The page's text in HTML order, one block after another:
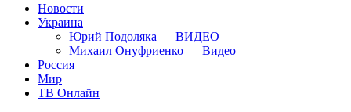
Новости
Украина
Юрий Подоляка — ВИДЕО
Михаил Онуфриенко — Видео
Россия
Мир
ТВ Онлайн